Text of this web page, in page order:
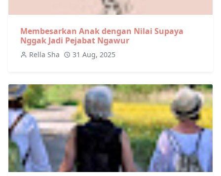
Membesarkan Anak dengan Nilai Supaya
Nggak Jadi Pejabat Ngawur
Rella Sha 31 Aug, 2025